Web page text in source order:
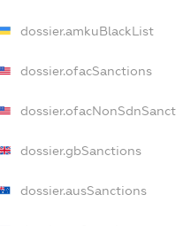
dossier.amkuBlackList
dossier.ofacSanctions
dossier.gbSanctions
dossier.ausSanctions